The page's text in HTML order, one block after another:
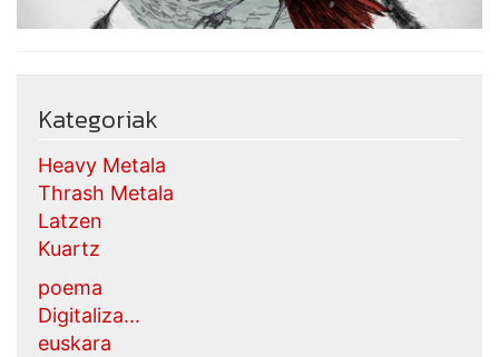
Kategoriak
Heavy Metala
Thrash Metala
Latzen
Kuartz
poema
Digitaliza...
euskara